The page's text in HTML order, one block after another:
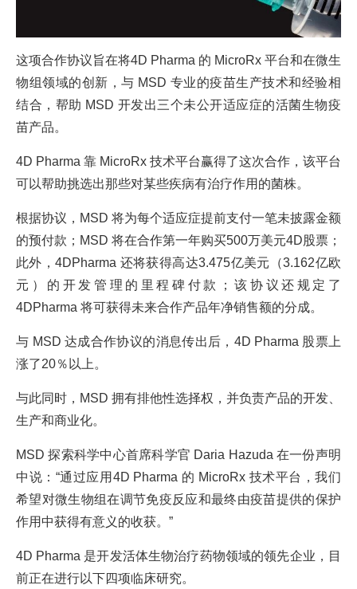
这项合作协议旨在将4D Pharma 的 MicroRx 平台和在微生
物组领域的创新，与 MSD 专业的疫苗生产技术和经验相
结合，帮助 MSD 开发出三个未公开适应症的活菌生物疫
苗产品。
4D Pharma 靠 MicroRx 技术平台赢得了这次合作，该平台
可以帮助挑选出那些对某些疾病有治疗作用的菌株。
根据协议，MSD 将为每个适应症提前支付一笔未披露金额
的预付款；MSD 将在合作第一年购买500万美元4D股票；
此外，4DPharma 还将获得高达3.475亿美元（3.162亿欧
元）的开发管理的里程碑付款；该协议还规定了
4DPharma 将可获得未来合作产品年净销售额的分成。
与 MSD 达成合作协议的消息传出后，4D Pharma 股票上
涨了20％以上。
与此同时，MSD 拥有排他性选择权，并负责产品的开发、
生产和商业化。
MSD 探索科学中心首席科学官 Daria Hazuda 在一份声明
中说：“通过应用4D Pharma 的 MicroRx 技术平台，我们
希望对微生物组在调节免疫反应和最终由疫苗提供的保护
作用中获得有意义的收获。”
4D Pharma 是开发活体生物治疗药物领域的领先企业，目
前正在进行以下四项临床研究。